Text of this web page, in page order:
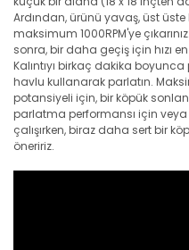
Ardından, ürünü yavaş, üst
maksimum 1000RPM'ye
sonra, bir daha geçiş için hızı
Kalıntıyı birkaç dakika
havlu kullanarak parlatın.
potansiyeli için, bir köpük
parlatma performansı için
çalışırken, biraz daha sert bir
öneririz.